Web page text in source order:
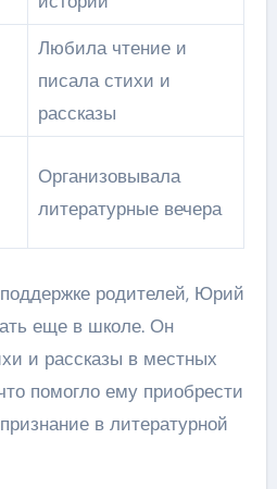
Любила чтение и
писала стихи и
рассказы
Организовывала
литературные вечера
родителей, Юрий
еще в школе. Он
и рассказы в местных
помогло ему приобрести
в литературной